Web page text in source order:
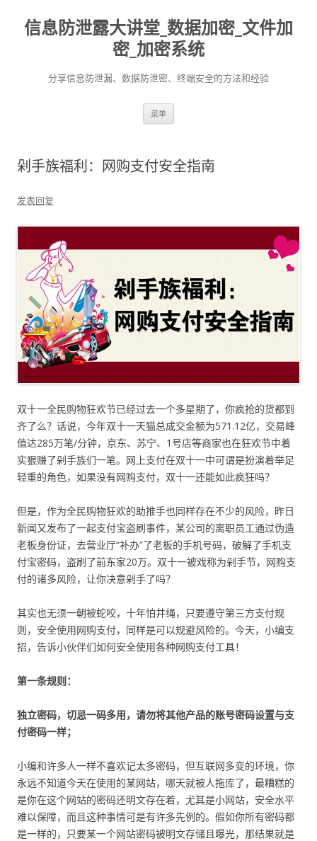
信息防泄露大讲堂_数据加密_文件加
密_加密系统
分享信息防泄漏、数据防泄密、终端安全的方法和经验
菜单
剁手族福利：网购支付安全指南
发表回复
双十一全民购物狂欢节已经过去一个多星期了，你疯抢的货都到
齐了么？话说，今年双十一天猫总成交金额为571.12亿，交易峰
值达285万笔/分钟，京东、苏宁、1号店等商家也在狂欢节中着
实狠赚了剁手族们一笔。网上支付在双十一中可谓是扮演着举足
轻重的角色，如果没有网购支付，双十一还能如此疯狂吗？
但是，作为全民购物狂欢的助推手也同样存在不少的风险，昨日
新闻又发布了一起支付宝盗刷事件，某公司的离职员工通过伪造
老板身份证，去营业厅“补办”了老板的手机号码，破解了手机支
付宝密码，盗刷了前东家20万。双十一被戏称为剁手节，网购支
付的诸多风险，让你决意剁手了吗？
其实也无须一朝被蛇咬，十年怕井绳，只要遵守第三方支付规
则，安全使用网购支付，同样是可以规避风险的。今天，小编支
招，告诉小伙伴们如何安全使用各种网购支付工具！
第一条规则：
独立密码，切忌一码多用，请勿将其他产品的账号密码设置与支
付密码一样；
小编和许多人一样不喜欢记太多密码，但互联网多变的环境，你
永远不知道今天在使用的某网站，哪天就被人拖库了，最糟糕的
是你在这个网站的密码还明文存在着，尤其是小网站，安全水平
难以保障，而且这种事情可是有许多先例的。假如你所有密码都
是一样的，只要某一个网站密码被明文存储且曝光，那结果就是